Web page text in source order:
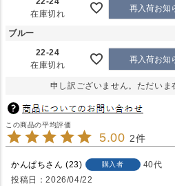
在庫切れ
再入荷お知
ブルー
22-24
在庫切れ
再入荷お知
申し訳ございません。ただいま
5.00 2
かんぱち 23 購入者
40代
投稿日
2026/04/22